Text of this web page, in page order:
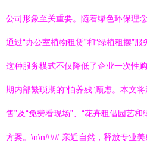
公司形象至关重要。随着绿色环保理
通过“办公室植物租赁”和“绿植租摆”
这种服务模式不仅降低了企业一次性
期内部繁琐期的“怕养残”顾虑。本文
售”及“免费看现场”、“花卉租借园艺
方案。\n\n### 亲近自然，释放专业